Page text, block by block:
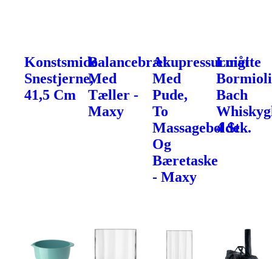
Konstsmide
Snestjerne,
41,5 Cm
Balancebræt
Med
Tæller -
Maxy
Akupressurmåtte
Med
Pude,
To
Massagebolde
Og
Bæretaske
- Maxy
Luigi
Bormioli
Bach
4 Stk.